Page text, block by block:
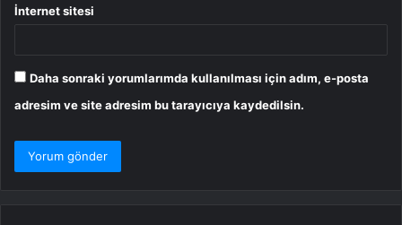
İnternet sitesi
Daha sonraki yorumlarımda kullanılması için adım, e-posta
adresim ve site adresim bu tarayıcıya kaydedilsin.